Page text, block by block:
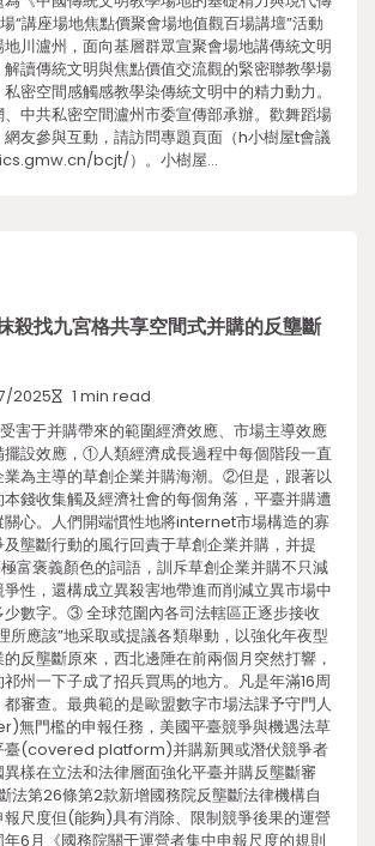
“講座場地焦點價聚會場地值觀百場講壇”活動
川瀘州，面向基層群眾宣聚會場地講傳統文明
讀傳統文明與焦點價值交流觀的緊密聯教學場
密空間感觸感教學染傳統文明中的精力動力。
中共私密空間瀘州市委宣傳部承辦。歡舞蹈場
友參與互動，請訪問專題頁面（h小樹屋t會議
bcjt/）。小樹屋…
殺找九宮格共享空間式并購的反壟斷
2025 1 min read
害于并購帶來的範圍經濟效應、市場主導效應
擺設效應，①人類經濟成長過程中每個階段一直
業為主導的草創企業并購海潮。②但是，跟著以
錢收集觸及經濟社會的每個角落，平臺并購遭
關心。人們開端慣性地將internet市場構造的寡
壟斷行動的風行回責于草創企業并購，并提
富褒義顏色的詞語，訓斥草創企業并購不只減
性，還構成立異殺害地帶進而削減立異市場中
少數字。③ 全球范圍內各司法轄區正逐步接收
所應該”地采取或提議各類舉動，以強化年夜型
反壟斷原來，西北邊陲在前兩個月突然打響，
州一下子成了招兵買馬的地方。凡是年滿16周
審查。最典範的是歐盟數字市場法課予守門人
門檻的申報任務，美國平臺競爭與機遇法草
臺(covered platform)并購新興或潛伏競爭者
樣在立法和法律層面強化平臺并購反壟斷審
法第26條第2款新增國務院反壟斷法律機構自
尺度但(能夠)具有消除、限制競爭後果的運營
6月《國務院關于運營者集中申報尺度的規則